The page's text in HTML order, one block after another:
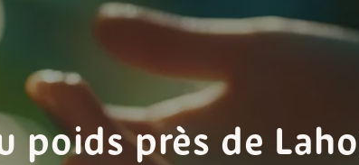
poids près de